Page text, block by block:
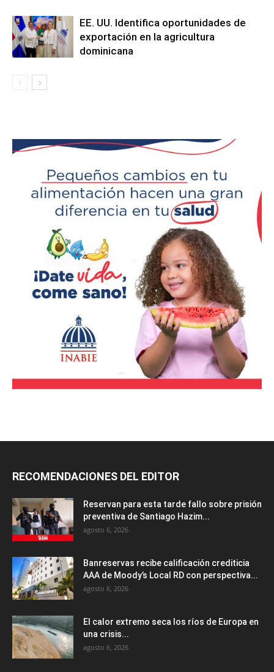
EE. UU. Identifica oportunidades de
exportación en la agricultura
dominicana
RECOMENDACIONES DEL EDITOR
Reservan para esta tarde fallo sobre prisión
preventiva de Santiago Hazim...
agosto 6, 2026
Banreservas recibe calificación crediticia
AAA de Moody’s Local RD con perspectiva...
agosto 6, 2026
El calor extremo seca los ríos de Europa en
una crisis...
agosto 6, 2026